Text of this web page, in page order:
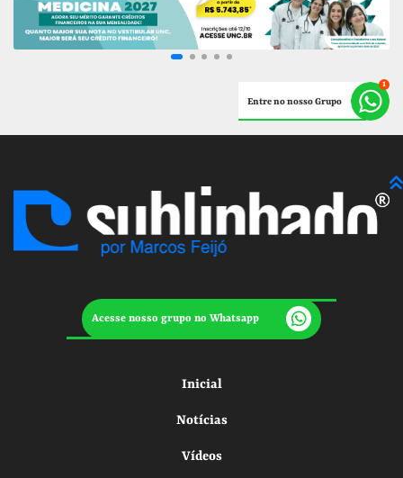
Entre no nosso Grupo
Acesse nosso grupo no Whatsapp
Inicial
Notícias
Vídeos